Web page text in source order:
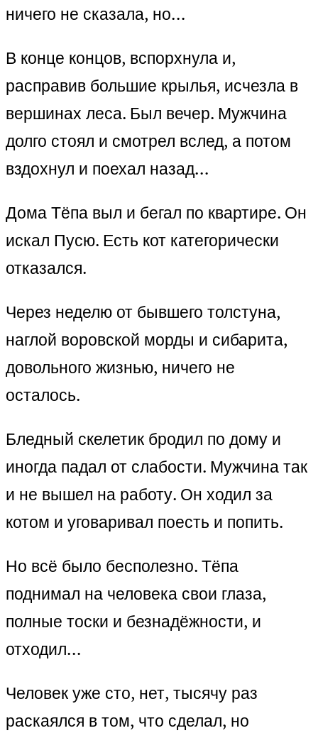
ничего не сказала, но…
В конце концов, вспорхнула и,
расправив большие крылья, исчезла в
вершинах леса. Был вечер. Мужчина
долго стоял и смотрел вслед, а потом
вздохнул и поехал назад…
Дома Тёпа выл и бегал по квартире. Он
искал Пусю. Есть кот категорически
отказался.
Через неделю от бывшего толстуна,
наглой воровской морды и сибарита,
довольного жизнью, ничего не
осталось.
Бледный скелетик бродил по дому и
иногда падал от слабости. Мужчина так
и не вышел на работу. Он ходил за
котом и уговаривал поесть и попить.
Но всё было бесполезно. Тёпа
поднимал на человека свои глаза,
полные тоски и безнадёжности, и
отходил…
Человек уже сто, нет, тысячу раз
раскаялся в том, что сделал, но